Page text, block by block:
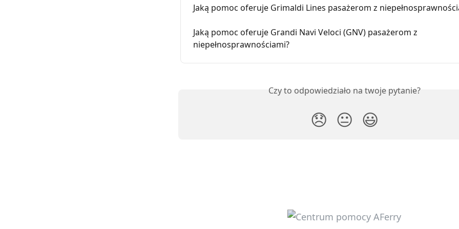
Jaką pomoc oferuje Grimaldi Lines pasażerom z
Jaką pomoc oferuje Grandi Navi Veloci (GNV) pasażerom z
niepełnosprawnościami?
Czy to odpowiedziało na twoje pytanie?
😞 😐 😃